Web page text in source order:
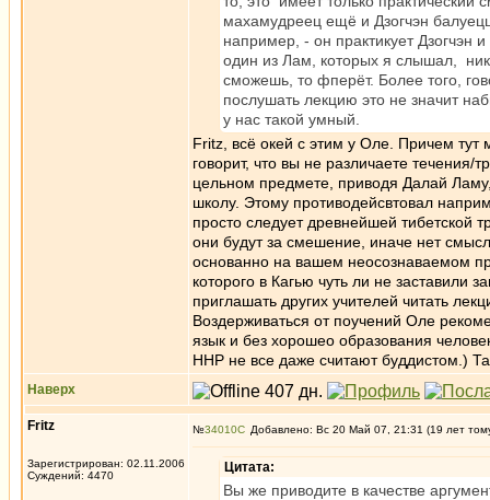
махамудреец ещё и Дзогчэн
например, - он практикует Дзогчэн
один из Лам, которых я слышал,
сможешь, то фперёт. Более того,
послушать лекцию это не значит
у нас такой умный.
Fritz, всё окей с этим у Оле. Причем тут
говорит, что вы не различаете
цельном предмете, приводя Далай Ламу,
школу. Этому противодейсвтовал
просто следует древнейшей тибетской
они будут за смешение, иначе нет
основанно на вашем неосознаваемом
которого в Кагью чуть ли не заставили
приглашать других учителей читать
Воздерживаться от поучений Оле
язык и без хорошео образования
ННР не все даже считают буддистом.)
Наверх
Fritz
Зарегистрирован: 02.11.2006
Суждений: 4470
№34010 Добавлено: Вс 20 Май 07, 21:31 (19 лет
Цитата:
Вы же приводите в качестве